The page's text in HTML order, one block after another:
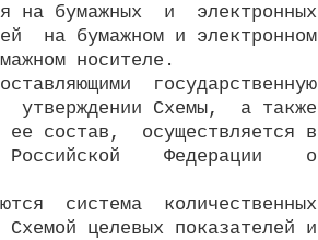
на бумажных  и  электронных
на бумажном и электронном
носителе.
государственную
утверждении Схемы,  а также
состав,  осуществляется в
Российской    Федерации    о
система  количественных
Схемой целевых показателей и